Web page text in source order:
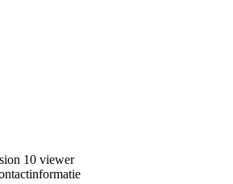
10 viewer